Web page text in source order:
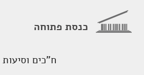
כנסת פתוחה
ח"כים וסיעות